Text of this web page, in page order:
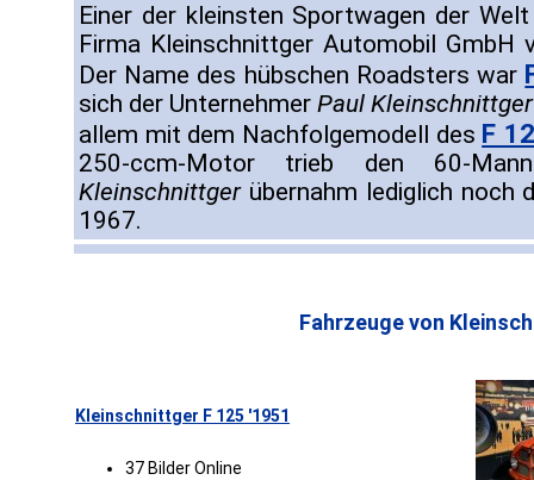
Einer der kleinsten Sportwagen der
Firma Kleinschnittger Automobil GmbH
Der Name des hübschen Roadsters war
sich der UnternehmerPaul Kleinschnittger
allem mit dem Nachfolgemodell des F
250-ccm-Motor trieb den 60-
Kleinschnittgerübernahm lediglich noch
1967.
Fahrzeuge von
Kleinschnittger F 125 '1951
37 Bilder Online